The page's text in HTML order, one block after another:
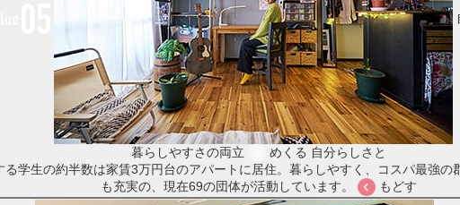
暮らしやすさの両立 めくる 自分らしさと
る学生の約半数は家賃3万円台のアパートに居住。暮らしやすく、コスパ最強
も充実の、現在69の団体が活動しています。
もどす